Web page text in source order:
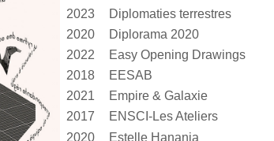
2023 Diplomaties terrestres
2020
Diplorama 2020
2022
Easy Opening Drawings
2018
EESAB
2021 Empire & Galaxie
2017
ENSCI-Les Ateliers
2020
Estelle Hanania